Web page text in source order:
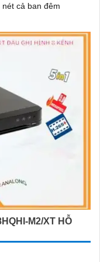
cả ban đêm
M2/XT HỖ